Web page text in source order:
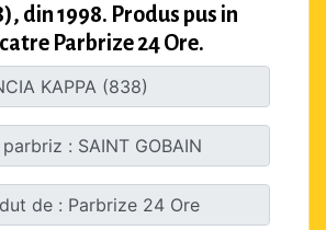
din 1998. Produs pus in
Parbrize 24 Ore.